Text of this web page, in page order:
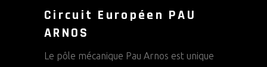
Circuit Européen PAU
ARNOS
Le pôle mécanique Pau Arnos est unique